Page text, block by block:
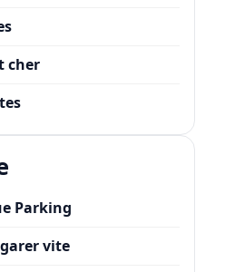
cher
Parking
vite